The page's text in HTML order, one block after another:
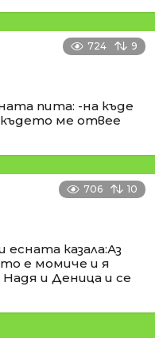
724 9
пита: -на къде
където ме отвее
706 10
есната казала:Аз
е момиче и я
и Деница и се